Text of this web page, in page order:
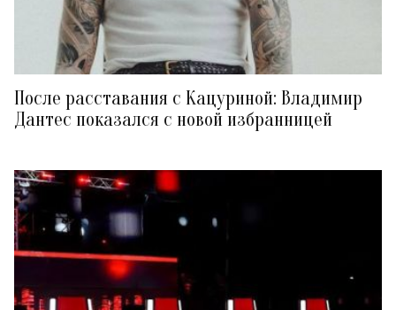
После расставания с Кацуриной: Владимир
Дантес показался с новой избранницей